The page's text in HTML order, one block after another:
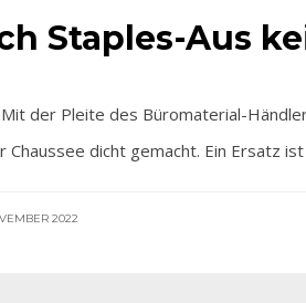
Staples-Aus
Mit der Pleite des Büromaterial-
Chaussee dicht gemacht. Ein Ersatz
2022